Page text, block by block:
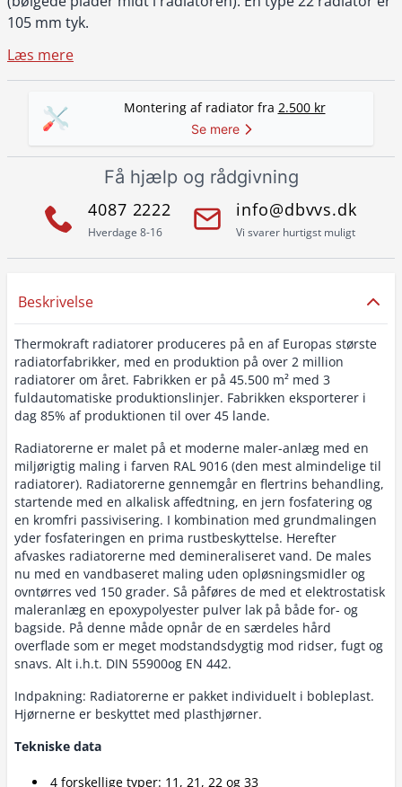
105 mm tyk.
Læs mere
Montering af radiator fra 2.500 kr
Se mere
Få hjælp og rådgivning
4087 2222
Hverdage 8-16
info@dbvvs.dk
Vi svarer hurtigst muligt
Beskrivelse
Thermokraft radiatorer produceres på en af Europas største
radiatorfabrikker, med en produktion på over 2 million
radiatorer om året. Fabrikken er på 45.500 m² med 3
fuldautomatiske produktionslinjer. Fabrikken eksporterer i
dag 85% af produktionen til over 45 lande.
Radiatorerne er malet på et moderne maler-anlæg med en
miljørigtig maling i farven RAL 9016 (den mest almindelige til
radiatorer). Radiatorerne gennemgår en flertrins behandling,
startende med en alkalisk affedtning, en jern fosfatering og
en kromfri passivisering. I kombination med grundmalingen
yder fosfateringen en prima rustbeskyttelse. Herefter
afvaskes radiatorerne med demineraliseret vand. De males
nu med en vandbaseret maling uden opløsningsmidler og
ovntørres ved 150 grader. Så påføres de med et elektrostatisk
maleranlæg en epoxypolyester pulver lak på både for- og
bagside. På denne måde opnår de en særdeles hård
overflade som er meget modstandsdygtig mod ridser, fugt og
snavs. Alt i.h.t. DIN 55900og EN 442.
Indpakning: Radiatorerne er pakket individuelt i bobleplast.
Hjørnerne er beskyttet med plasthjørner.
Tekniske data
4 forskellige typer: 11, 21, 22 og 33